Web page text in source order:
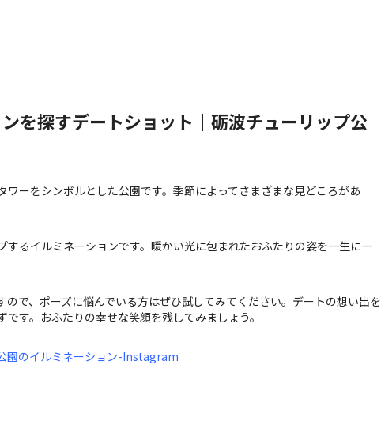
を探すデートショット｜砺波チューリップ公
ーをシンボルとした公園です。季節によってさまざまな見どころがあ
るイルミネーションです。暖かい光に包まれたおふたりの姿を一生に一
で、ポーズに悩んでいる方はぜひ試してみてください。デートの想い出を
す。おふたりの幸せな笑顔を残してみましょう。
園のイルミネーション-Instagram